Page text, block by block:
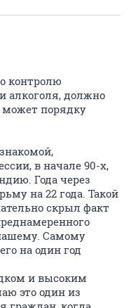
контролю
алкоголя, должно
может порядку
в начале 90-х,
Года через
на 22 года. Такой
скрыл факт
Самому
на один год
и высоким
это один из